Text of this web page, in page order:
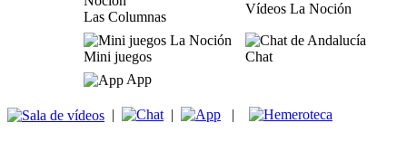
Las Columnas
Vídeos La Noción
Mini juegos
Chat
App
| | |